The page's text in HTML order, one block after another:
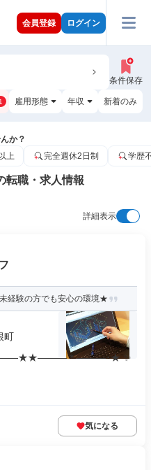
会員登録 ログイン
条件保存
1 雇用形態 年収 新着のみ
か？
上 完全週休2日制 学歴
転職・求人情報
詳細表示
経験の方でも安心の環境★
町
―――★★―――＊―――･★ ✨
気になる